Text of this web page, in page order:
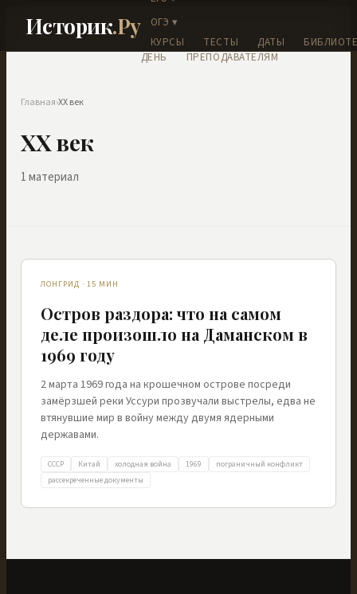
Историк.Ру
ОГЭ ▾
КУРСЫ
ТЕСТЫ ДАТЫ
ДЕНЬ
ПРЕПОДАВАТЕЛЯМ
Главная›XX век
XX век
1материал
ЛОНГРИД · 15 МИН
Остров раздора: что на самом
деле произошло на Даманском в
1969 году
2 марта 1969 года на крошечном острове посреди
замёрзшей реки Уссури прозвучали выстрелы, едва не
втянувшие мир в войну между двумя ядерными
державами.
СССР Китай холодная война 1969
пограничный конфликт
рассекреченные документы